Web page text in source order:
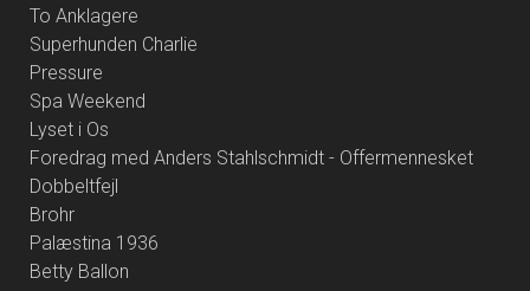
To Anklagere
Superhunden Charlie
Pressure
Spa Weekend
Lyset i Os
Foredrag med Anders Stahlschmidt - Offermennesket
Dobbeltfejl
Brohr
Palæstina 1936
Betty Ballon